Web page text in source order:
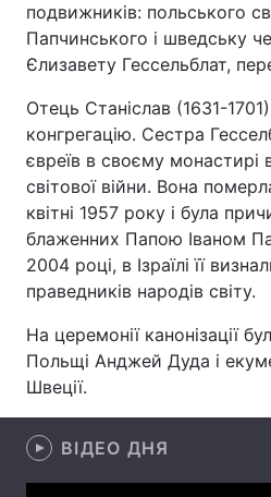
Головна
Україна
Економіка
Спорт
Техно і зв'язок
Зброя
Здоров'я
Цікавинки
Екологія
подвижників: польського
Папчинського і шведську
Єлизавету Гессельблат,
Отець Станіслав (1631-
конгрегацію. Сестра
євреїв в своєму монастирі
світової війни. Вона
квітні 1957 року і була
блаженних Папою Іваном
2004 році, в Ізраїлі її
праведників народів світу.
На церемонії канонізації
Польщі Анджей Дуда і
Швеції.
ВІДЕО ДНЯ